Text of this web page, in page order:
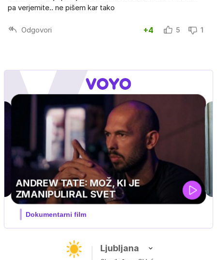
pa verjemite.. ne pišem kar tako
Odgovori +4 5 1
Ljubljana